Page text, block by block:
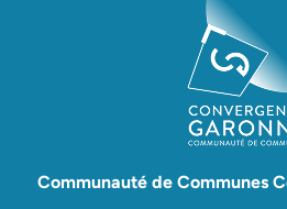
Communauté de Communes